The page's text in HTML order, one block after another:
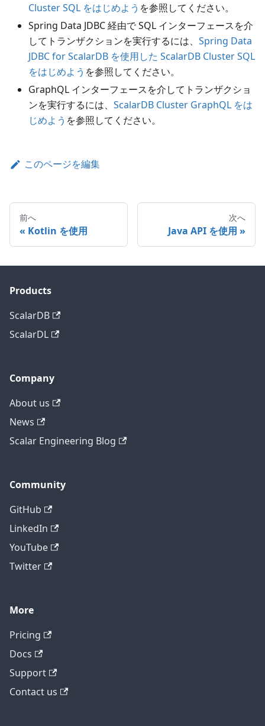
Cluster SQL をはじめよう を参照してください。
Spring Data JDBC 経由で SQL インターフェースを介
してトランザクションを実行するには、 Spring Data
JDBC for ScalarDB を使用した ScalarDB Cluster SQL
をはじめよう を参照してください。
GraphQL インターフェースを介してトランザクショ
ンを実行するには、 ScalarDB Cluster GraphQL をは
じめよう を参照してください。
このページを編集
前へ
Kotlin を使用
次へ
Java API を使用
Products
ScalarDB
ScalarDL
Company
About us
News
Scalar Engineering Blog
Community
GitHub
LinkedIn
YouTube
Twitter
More
Pricing
Docs
Support
Contact us